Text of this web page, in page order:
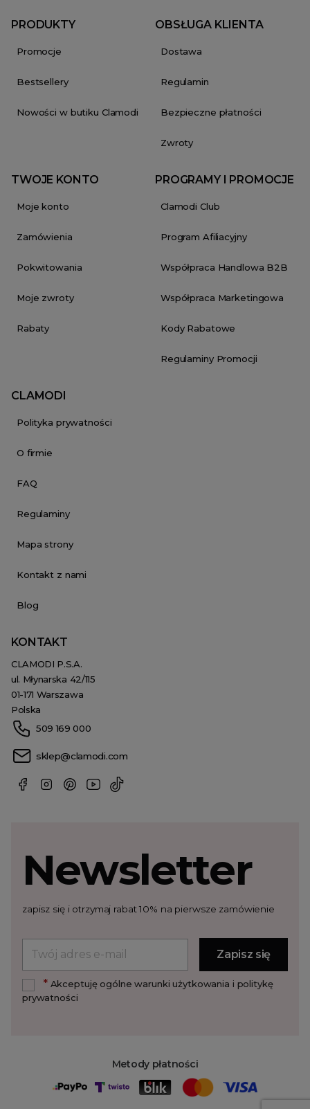
PRODUKTY
Promocje
Bestsellery
Nowości w butiku Clamodi
OBSŁUGA KLIENTA
Dostawa
Regulamin
Bezpieczne płatności
Zwroty
TWOJE KONTO
Moje konto
Zamówienia
Pokwitowania
Moje zwroty
Rabaty
PROGRAMY I PROMOCJE
Clamodi Club
Program Afiliacyjny
Współpraca Handlowa B2B
Współpraca Marketingowa
Kody Rabatowe
Regulaminy Promocji
CLAMODI
Polityka prywatności
O firmie
FAQ
Regulaminy
Mapa strony
Kontakt z nami
Blog
KONTAKT
CLAMODI P.S.A.
ul. Młynarska 42/115
01-171 Warszawa
Polska
509 169 000
sklep@clamodi.com
Metody płatności
Newsletter
zapisz się i otrzymaj rabat 10% na pierwsze zamówienie
*Akceptuję ogólne warunki użytkowania i politykę
prywatności